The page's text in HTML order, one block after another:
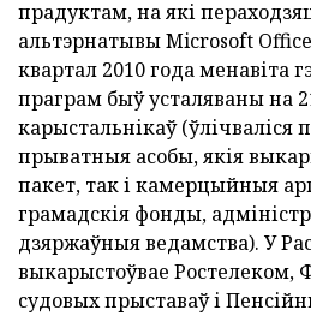
прадуктам, на які
альтэрнатывы Microsoft
квартал 2010 года менавіта
праграм быў усталяваны на
карыстальнікаў (ўлічваліся
прыватныя асобы, якія
пакет, так і камерцыйныя
грамадскія фонды,
дзяржаўныя ведамства). У
выкарыстоўвае Ростелеком,
судовых прыставаў і